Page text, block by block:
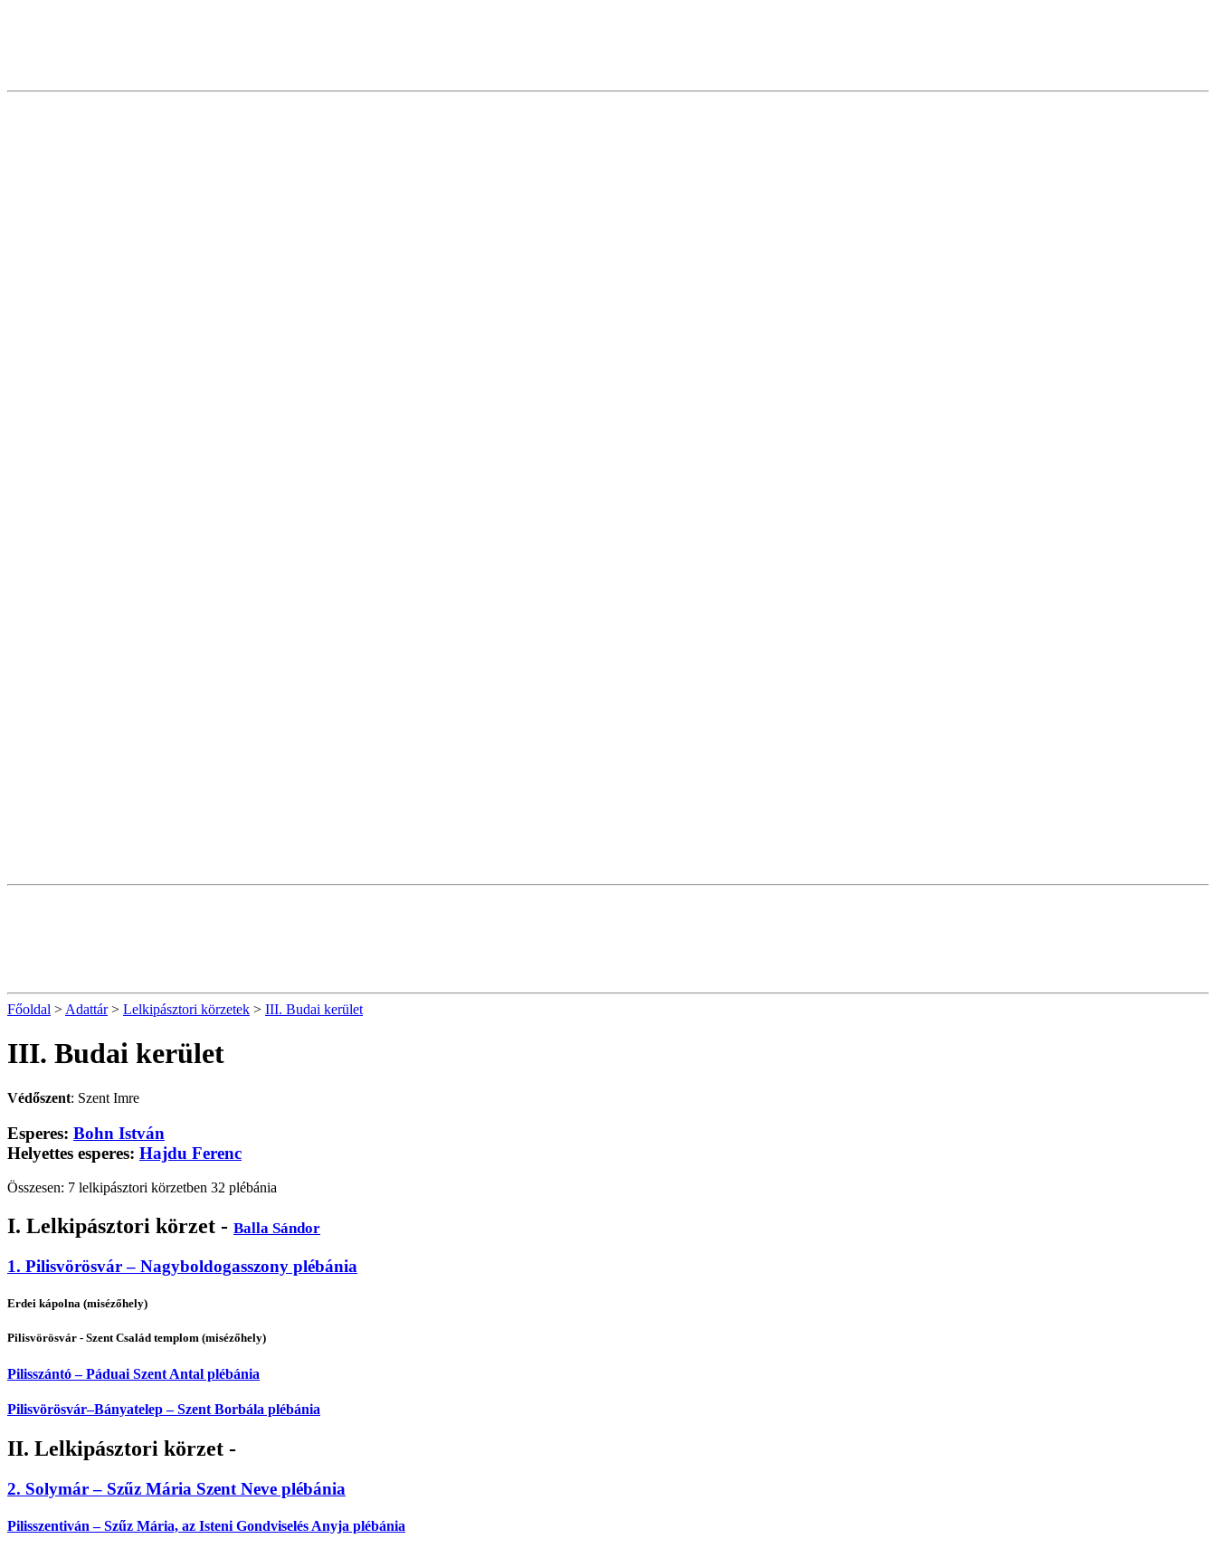
Főoldal > Adattár> Lelkipásztori körzetek > III. Budai kerület
III. Budai kerület
Védőszent: Szent Imre
Esperes: Bohn István
Helyettes esperes: Hajdu Ferenc
Összesen: 7 lelkipásztori körzetben 32 plébánia
I. Lelkipásztori körzet - Balla Sándor
1. Pilisvörösvár – Nagyboldogasszony plébánia
Erdei kápolna (misézőhely)
Pilisvörösvár - Szent Család templom (misézőhely)
Pilisszántó – Páduai Szent Antal plébánia
Pilisvörösvár–Bányatelep – Szent Borbála plébánia
II. Lelkipásztori körzet -
2. Solymár – Szűz Mária Szent Neve plébánia
Pilisszentiván – Szűz Mária, az Isteni Gondviselés Anyja plébánia